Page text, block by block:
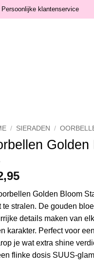
klantenservice
/ SIERADEN /
Golden Bloom
te stralen. De gouden
details maken van
karakter. Perfect voor
je wat extra shine
flinke dosis SUUS-